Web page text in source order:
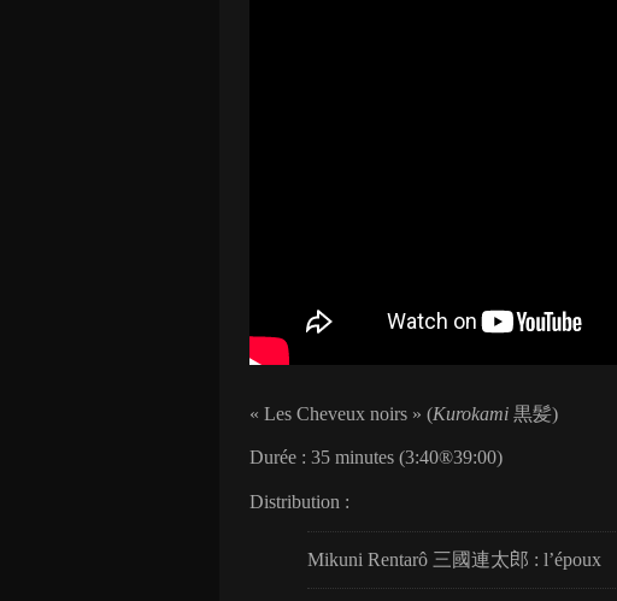
« Les Cheveux noirs » (Kurokami 黒髪)
Durée : 35 minutes (3:40®39:00)
Distribution :
Mikuni Rentarô 三國連太郎 : l’époux